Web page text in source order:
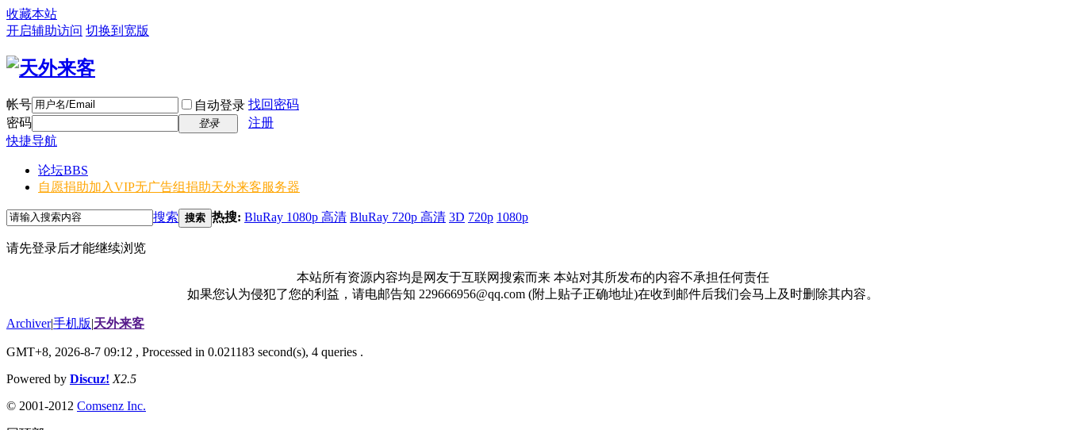
收藏本站
开启辅助访问 切换到宽版
帐号 自动登录 找回密码
密码
登录
注册
快捷导航
论坛BBS
自愿捐助加入VIP无广告组捐助天外来客服务器
搜索 搜索 热搜: BluRay 1080p 高清 BluRay 720p 高清 3D 720p 1080p
请先登录后才能继续浏览
本站所有资源内容均是网友于互联网搜索而来 本站对其所发布的内容不承担任何责任
如果您认为侵犯了您的利益，请电邮告知 229666956@qq.com (附上贴子正确地址)在收到邮件后我们会马上及时删除其内容。
Archiver|手机版|天外来客
GMT+8, 2026-8-7 09:12 , Processed in 0.021183 second(s), 4 queries .
Powered by Discuz! X2.5
© 2001-2012 Comsenz Inc.